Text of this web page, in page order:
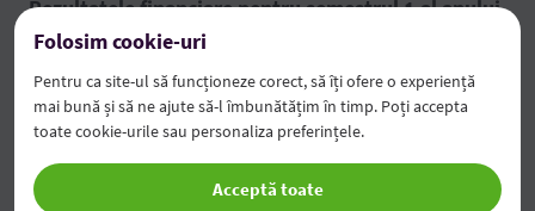
Rezultatele financiare pentru semestrul 1 al anului
2026
05 Aug 2026
04 Aug 2026
Folosim cookie-uri
Pentru ca site-ul să funcționeze corect, să îți ofere o experiență
mai bună și să ne ajute să-l îmbunătățim în timp. Poți accepta
toate cookie-urile sau personaliza preferințele.
Acceptă toate